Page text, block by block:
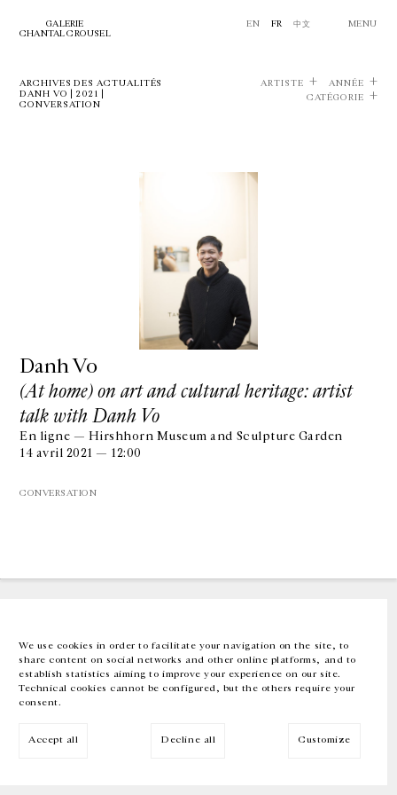
We use cookies in order to facilitate your navigation on the site, to
share content on social networks and other online platforms, and to
establish statistics aiming to improve your experience on our site.
Technical cookies cannot be configured, but the others require your
consent.
Accept all Decline all Customize
GALERIE
CHANTAL CROUSEL
EN FR 中文 MENU
ARCHIVES DES ACTUALITÉS
DANH VO | 2021 |
CONVERSATION
ARTISTE
ANNÉE
CATÉGORIE
Danh Vo
(At home) on art and cultural heritage: artist
talk with Danh Vo
En ligne — Hirshhorn Museum and Sculpture Garden
14 avril 2021 — 12:00
CONVERSATION
GALERIE CHANTAL CROUSEL
10 RUE CHARLOT, 75003 PARIS
EN FR 中文 Facebook Instagram
Inscrivez-vous à notre newsletter